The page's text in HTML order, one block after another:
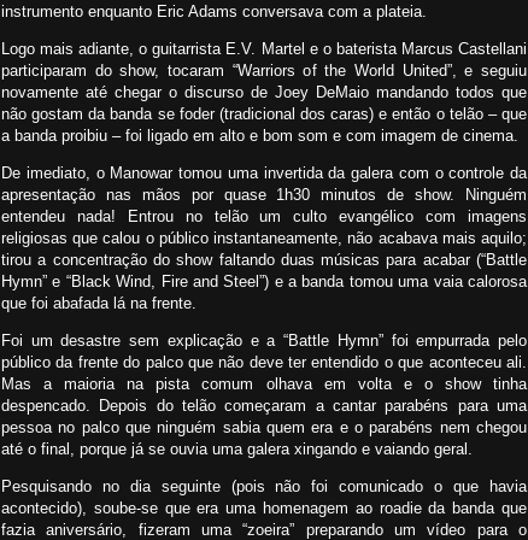
instrumento enquanto Eric Adams conversava com a plateia.
Logo mais adiante, o guitarrista E.V. Martel e o baterista Marcus Castellani
participaram do show, tocaram “Warriors of the World United”, e seguiu
novamente até chegar o discurso de Joey DeMaio mandando todos que
não gostam da banda se foder (tradicional dos caras) e então o telão – que
a banda proibiu – foi ligado em alto e bom som e com imagem de cinema.
De imediato, o Manowar tomou uma invertida da galera com o controle da
apresentação nas mãos por quase 1h30 minutos de show. Ninguém
entendeu nada! Entrou no telão um culto evangélico com imagens
religiosas que calou o público instantaneamente, não acabava mais aquilo;
tirou a concentração do show faltando duas músicas para acabar (“Battle
Hymn” e “Black Wind, Fire and Steel”) e a banda tomou uma vaia calorosa
que foi abafada lá na frente.
Foi um desastre sem explicação e a “Battle Hymn” foi empurrada pelo
público da frente do palco que não deve ter entendido o que aconteceu ali.
Mas a maioria na pista comum olhava em volta e o show tinha
despencado. Depois do telão começaram a cantar parabéns para uma
pessoa no palco que ninguém sabia quem era e o parabéns nem chegou
até o final, porque já se ouvia uma galera xingando e vaiando geral.
Pesquisando no dia seguinte (pois não foi comunicado o que havia
acontecido), soube-se que era uma homenagem ao roadie da banda que
fazia aniversário, fizeram uma “zoeira” preparando um vídeo para o